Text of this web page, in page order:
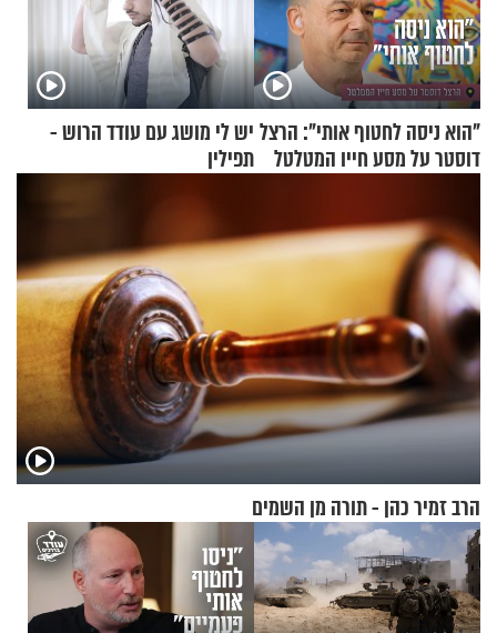
"הוא ניסה לחטוף אותי": הרצל
דוסטר על מסע חייו המטלטל
יש לי מושג עם עודד הרוש -
תפילין
הרב זמיר כהן - תורה מן השמים